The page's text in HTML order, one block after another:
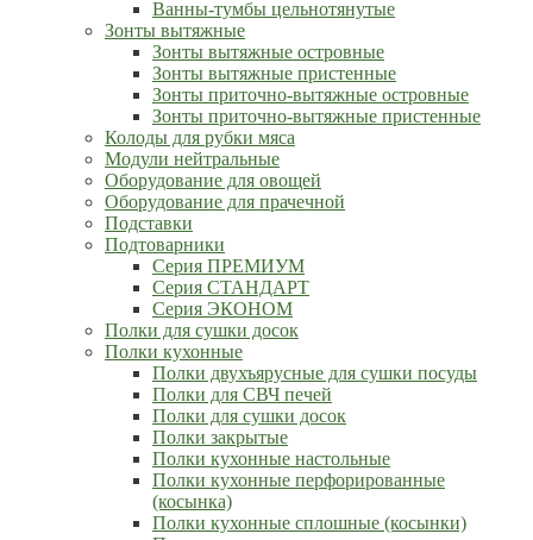
Ванны-тумбы цельнотянутые
Зонты вытяжные
Зонты вытяжные островные
Зонты вытяжные пристенные
Зонты приточно-вытяжные островные
Зонты приточно-вытяжные пристенные
Колоды для рубки мяса
Модули нейтральные
Оборудование для овощей
Оборудование для прачечной
Подставки
Подтоварники
Серия ПРЕМИУМ
Серия СТАНДАРТ
Серия ЭКОНОМ
Полки для сушки досок
Полки кухонные
Полки двухъярусные для сушки посуды
Полки для СВЧ печей
Полки для сушки досок
Полки закрытые
Полки кухонные настольные
Полки кухонные перфорированные
(косынка)
Полки кухонные сплошные (косынки)